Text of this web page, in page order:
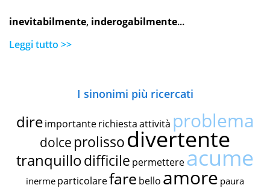
inevitabilmente, inderogabilmente...
Leggi tutto >>
I sinonimi più ricercati
dire importante richiestaattività problema
dolce prolissodivertente
tranquillodifficile permettereacume
inerme particolarefare bello amore paura